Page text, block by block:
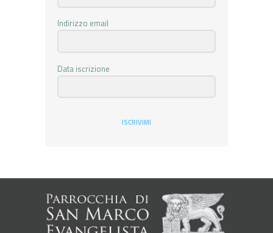
Indirizzo email
Data iscrizione
ISCRIVIMI